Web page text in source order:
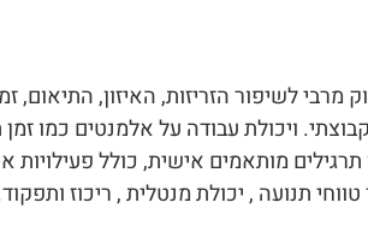
לשיפור הזריזות, האיזון, התיאום,
ויכולת עבודה על אלמנטים כמו
מותאמים אישית, כולל פעילויות
תנועה , יכולת מנטלית , ריכוז